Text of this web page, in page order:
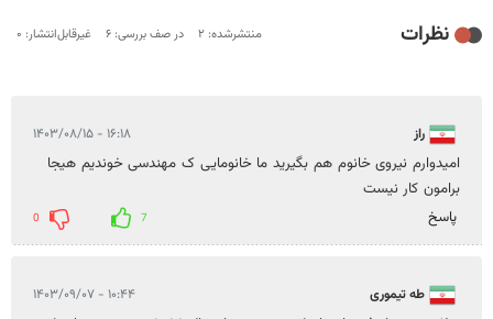
نظرات منتشرشده: ۲ در صف بررسی: ۶ غیرقابل‌انتشار: ۰
راز ۱۶:۱۸ - ۱۴۰۳/۰۸/۱۵
امیدوارم نیروی خانوم هم بگیرید ما خانومایی ک مهندسی خوندیم هیجا
برامون کار نیست
پاسخ 7
0
طه تیموری ۱۰:۴۴ - ۱۴۰۳/۰۹/۰۷